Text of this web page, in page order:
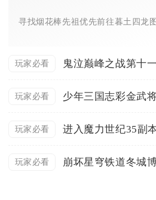
玩家必看
玩家必看
玩家必看 进入魔力世纪35副
玩家必看 崩坏星穹铁道冬城